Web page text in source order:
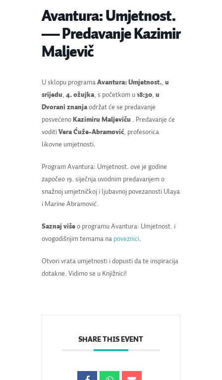
Avantura: Umjetnost.
— Predavanje Kazimir
Maljevič
U sklopu programa Avantura: Umjetnost., u
srijedu, 4.ožujka, s početkom u 18:30, u
Dvorani znanjaodržat će se predavanje
posvećeno Kazimiru Maljeviču . Predavanje će
voditi Vera Ćuže-Abramović, profesorica
likovne umjetnosti.
Program Avantura: Umjetnost. ove je godine
započeo 19. siječnja uvodnim predavanjem o
snažnoj umjetničkoj i ljubavnoj povezanosti Ulaya
i Marine Abramović.
Saznaj višeo programu Avantura: Umjetnost. i
ovogodišnjim temama napoveznici.
Otvori vrata umjetnosti i dopusti da te inspiracija
dotakne. Vidimo se u Knjižnici!
SHARE THIS EVENT